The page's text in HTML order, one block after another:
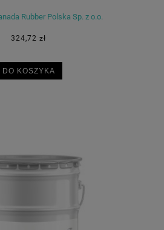
Rubber Polska Sp. z o.o.
324,72 zł
DO KOSZYKA